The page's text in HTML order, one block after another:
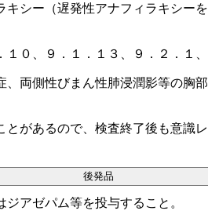
シー（遅発性アナフィラキシー
０、９．１．１３、９．２．１、
両側性びまん性肺浸潤影等の胸
があるので、検査終了後も意識
アゼパム等を投与すること。
後発品